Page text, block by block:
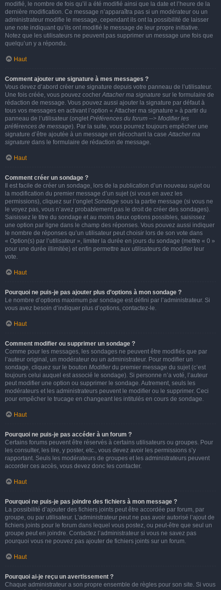
modifié, le nombre de fois qu’il a été modifié ainsi que la date et l’heure de la
dernière modification. Ce message n’apparaîtra pas si un modérateur ou un
administrateur modifie le message, cependant ils ont la possibilité de laisser
une note indiquant qu’ils ont modifié le message de leur propre initiative.
Notez que les utilisateurs ne peuvent pas supprimer un message une fois que
quelqu’un y a répondu.
Haut
Comment ajouter une signature à mes messages ?
Vous devez d’abord créer une signature depuis votre panneau de l’utilisateur.
Une fois créée, vous pouvez cocherAttacher ma signature sur le formulaire de
rédaction de message. Vous pouvez aussi ajouter la signature par défaut à
tous vos messages en activant l’option « Attacher ma signature » à partir du
panneau de l’utilisateur (onglet Préférences du forum --> Modifier les
préférences de message). Par la suite, vous pourrez toujours empêcher une
signature d’être ajoutée à un message en décochant la caseAttacher ma
signature dans le formulaire de rédaction de message.
Haut
Comment créer un sondage ?
Il est facile de créer un sondage, lors de la publication d’un nouveau sujet ou
la modification du premier message d’un sujet (si vous en avez les
permissions), cliquez sur l’onglet Sondage sous la partie message (si vous ne
le voyez pas, vous n’avez probablement pas le droit de créer des sondages).
Saisissez le titre du sondage et au moins deux options possibles, saisissez
une option par ligne dans le champ des réponses. Vous pouvez aussi indiquer
le nombre de réponses qu’un utilisateur peut choisir lors de son vote dans
« Option(s) par l’utilisateur », limiter la durée en jours du sondage (mettre « 0 »
pour une durée illimitée) et enfin permettre aux utilisateurs de modifier leur
vote.
Haut
Pourquoi ne puis-je pas ajouter plus d’options à mon sondage ?
Le nombre d’options maximum par sondage est défini par l’administrateur. Si
vous avez besoin d’indiquer plus d’options, contactez-le.
Haut
Comment modifier ou supprimer un sondage ?
Comme pour les messages, les sondages ne peuvent être modifiés que par
l’auteur original, un modérateur ou un administrateur. Pour modifier un
sondage, cliquez sur le bouton Modifierdu premier message du sujet (c’est
toujours celui auquel est associé le sondage). Si personne n’a voté, l’auteur
peut modifier une option ou supprimer le sondage. Autrement, seuls les
modérateurs et les administrateurs peuvent le modifier ou le supprimer. Ceci
pour empêcher le trucage en changeant les intitulés en cours de sondage.
Haut
Pourquoi ne puis-je pas accéder à un forum ?
Certains forums peuvent être réservés à certains utilisateurs ou groupes. Pour
les consulter, les lire, y poster, etc., vous devez avoir les permissions s’y
rapportant. Seuls les modérateurs de groupes et les administrateurs peuvent
accorder ces accès, vous devez donc les contacter.
Haut
Pourquoi ne puis-je pas joindre des fichiers à mon message ?
La possibilité d’ajouter des fichiers joints peut être accordée par forum, par
groupe, ou par utilisateur. L’administrateur peut ne pas avoir autorisé l’ajout de
fichiers joints pour le forum dans lequel vous postez, ou peut-être que seul un
groupe peut en joindre. Contactez l’administrateur si vous ne savez pas
pourquoi vous ne pouvez pas ajouter de fichiers joints sur un forum.
Haut
Pourquoi ai-je reçu un avertissement ?
Chaque administrateur a son propre ensemble de règles pour son site. Si vous